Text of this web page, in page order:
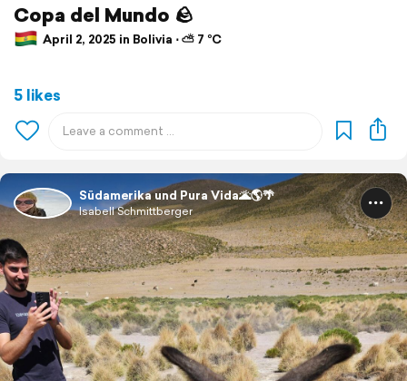
Copa del Mundo 🪨
April 2, 2025 in Bolivia ⋅ ⛅ 7 °C
5 likes
Südamerika und Pura Vida🌋🌎🌴
Isabell Schmittberger